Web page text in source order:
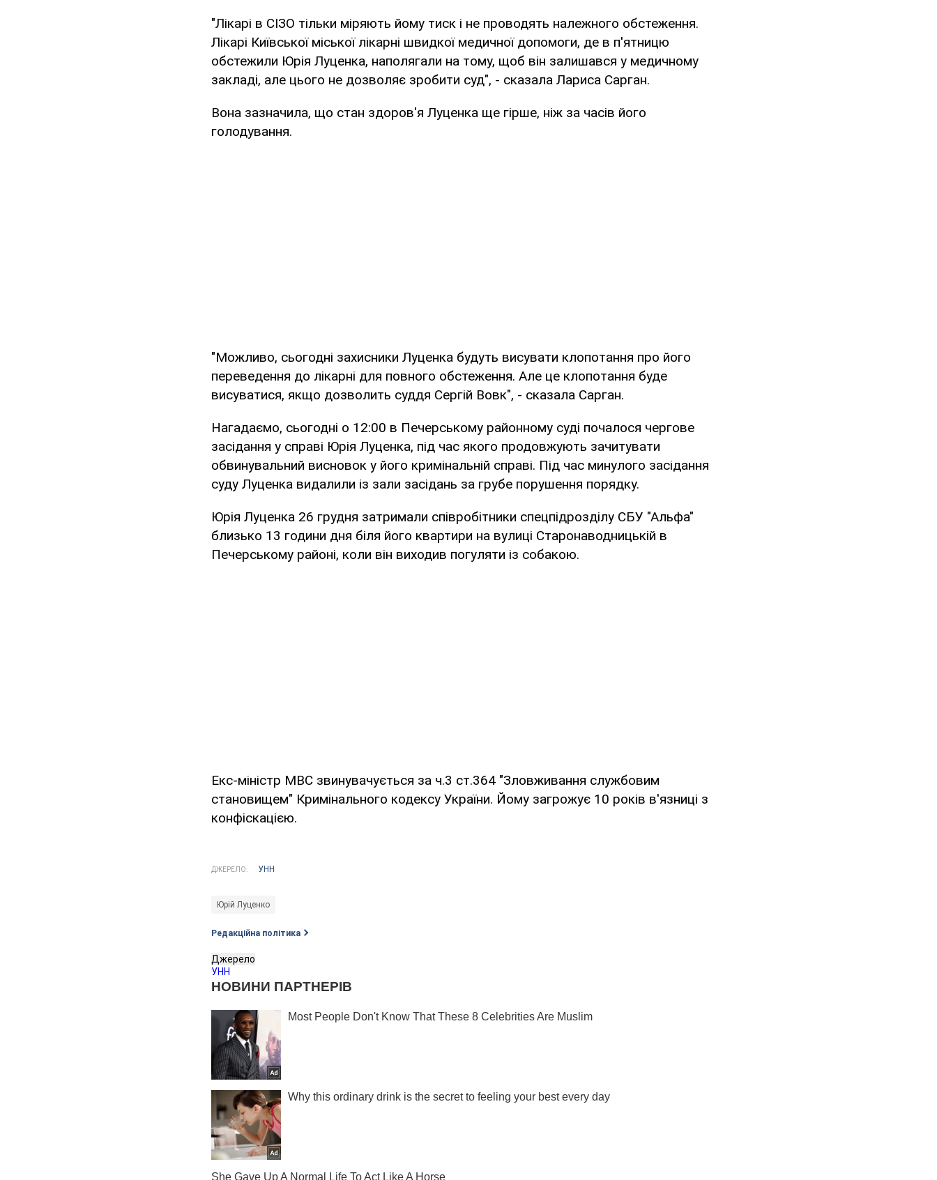
"Лікарі в СІЗО тільки міряють йому тиск і не проводять належного обстеження.
Лікарі Київської міської лікарні швидкої медичної допомоги, де в п'ятницю
обстежили Юрія Луценка, наполягали на тому, щоб він залишався у медичному
закладі, але цього не дозволяє зробити суд", - сказала Лариса Сарган.
Вона зазначила, що стан здоров'я Луценка ще гірше, ніж за часів його
голодування.
"Можливо, сьогодні захисники Луценка будуть висувати клопотання про його
переведення до лікарні для повного обстеження. Але це клопотання буде
висуватися, якщо дозволить суддя Сергій Вовк", - сказала Сарган.
Нагадаємо, сьогодні о 12:00 в Печерському районному суді почалося чергове
засідання у справі Юрія Луценка, під час якого продовжують зачитувати
обвинувальний висновок у його кримінальній справі. Під час минулого засідання
суду Луценка видалили із зали засідань за грубе порушення порядку.
Юрія Луценка 26 грудня затримали співробітники спецпідрозділу СБУ "Альфа"
близько 13 години дня біля його квартири на вулиці Старонаводницькій в
Печерському районі, коли він виходив погуляти із собакою.
Екс-міністр МВС звинувачується за ч.3 ст.364 "Зловживання службовим
становищем" Кримінального кодексу України. Йому загрожує 10 років в'язниці з
конфіскацією.
ДЖЕРЕЛО: УНН
Юрій Луценко
Редакційна політика
Джерело
УНН